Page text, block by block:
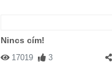
Nincs cím!
17019 3